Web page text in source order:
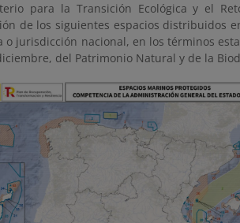
para la Transición Ecológica y el
de los siguientes espacios distribuidos
o jurisdicción nacional, en los términos
del Patrimonio Natural y de la